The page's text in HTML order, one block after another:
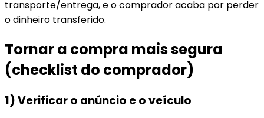
transporte/entrega, e o comprador acaba por perder
o dinheiro transferido.
Tornar a compra mais segura
(checklist do comprador)
1) Verificar o anúncio e o veículo